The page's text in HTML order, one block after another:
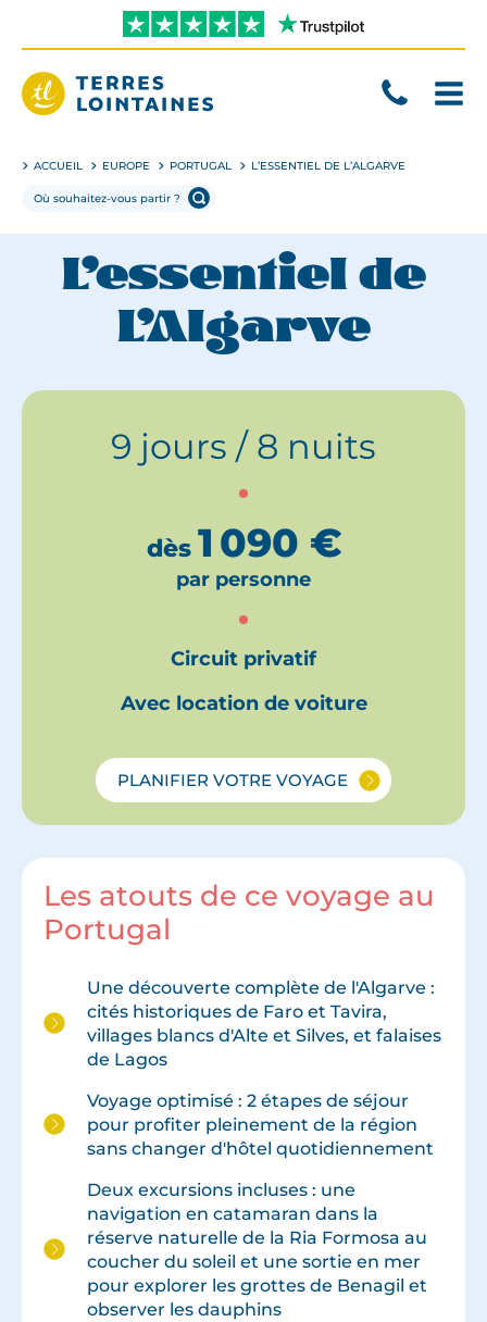
directement
contenu
ACCUEIL EUROPE PORTUGAL L’ESSENTIEL DE L’ALGARVE
L’essentiel de
L’Algarve
9 jours / 8 nuits
dès 1 090 €
par personne
Circuit privatif
Avec location de voiture
PLANIFIER VOTRE VOYAGE
Les atouts de ce voyage au
Portugal
Une découverte complète de l'Algarve :
cités historiques de Faro et Tavira,
villages blancs d'Alte et Silves, et falaises
de Lagos
​Voyage optimisé : 2 étapes de séjour
pour profiter pleinement de la région
sans changer d'hôtel quotidiennement
Deux excursions incluses : une
navigation en catamaran dans la
réserve naturelle de la Ria Formosa au
coucher du soleil et une sortie en mer
pour explorer les grottes de Benagil et
observer les dauphins